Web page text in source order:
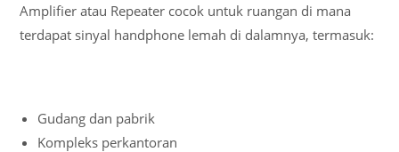
Amplifier atau Repeater cocok untuk ruangan di mana
terdapat sinyal handphone lemah di dalamnya, termasuk:
Gudang dan pabrik
Kompleks perkantoran